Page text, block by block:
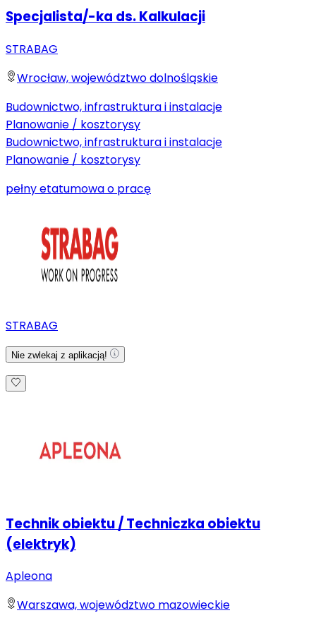
Specjalista/-ka ds. Kalkulacji
STRABAG
Wrocław, województwo dolnośląskie
Budownictwo, infrastruktura i instalacje
Planowanie / kosztorysy
Budownictwo, infrastruktura i instalacje
Planowanie / kosztorysy
pełny etatumowa o pracę
STRABAG
Nie zwlekaj z aplikacją!
Technik obiektu / Techniczka obiektu
(elektryk)
Apleona
Warszawa, województwo mazowieckie